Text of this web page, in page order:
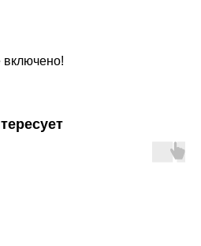
включено!